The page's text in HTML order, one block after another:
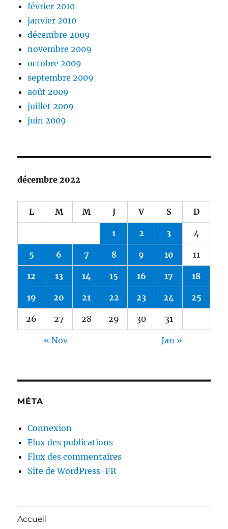
février 2010
janvier 2010
décembre 2009
novembre 2009
octobre 2009
septembre 2009
août 2009
juillet 2009
juin 2009
décembre 2022
L M M J V S D
1 2 3 4
5 6 7 8 9 10 11
12 13 14 15 16 17 18
19 20 21 22 23 24 25
26 27 28 29 30 31
« Nov Jan »
MÉTA
Connexion
Flux des publications
Flux des commentaires
Site de WordPress-FR
Accueil